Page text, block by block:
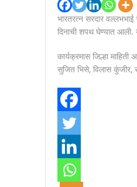
भारतरत्न सरदार वल्लभभाई
दिनाची शपथ घेण्यात आली.
कार्यक्रमास जिल्हा
सुजित भिसे, विलास कुंजीर,